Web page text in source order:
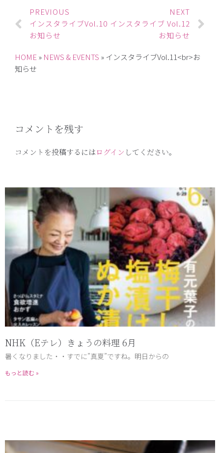
PREVIOUS
インスタライブVol.10
お知らせ
NEXT
インスタライブ Vol.12
お知らせ
HOME» NEWS & EVENTS » インスタライブVol.11<br>お
知らせ
コメントを残す
コメントを投稿するにはログイン してください。
NHK（Eテレ）きょうの料理 6月
暑くなりました・・すでに”真夏”ですね。明日からの
もっと読む »